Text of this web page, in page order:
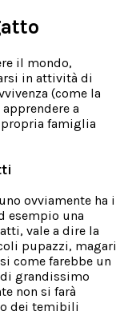
il mondo,
in attività di
(come la
a
famiglia
ovviamente ha i
esempio una
vale a dire la
pupazzi, magari
come farebbe un
grandissimo
non si farà
dei temibili